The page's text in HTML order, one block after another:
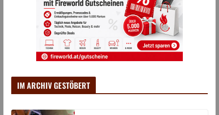
IM ARCHIV GESTÖBERT